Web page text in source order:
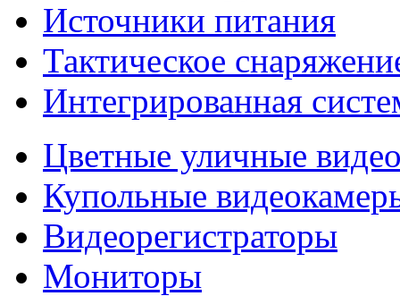
Источники питания
Тактическое
Интегрированная
Цветные уличные
Купольные
Видеорегистраторы
Мониторы